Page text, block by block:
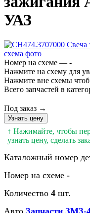
УАЗ
Номер на схеме — -
Нажмите на схему для
Нажмите вне схемы
Всего запчастей в
Под заказ →
Узнать цену
↑ Нажимайте, чтобы
узнать цену, сделать
Каталожный номер
Номер на схеме -
Количество 4 шт.
Авто Запчасти ЗМЗ-